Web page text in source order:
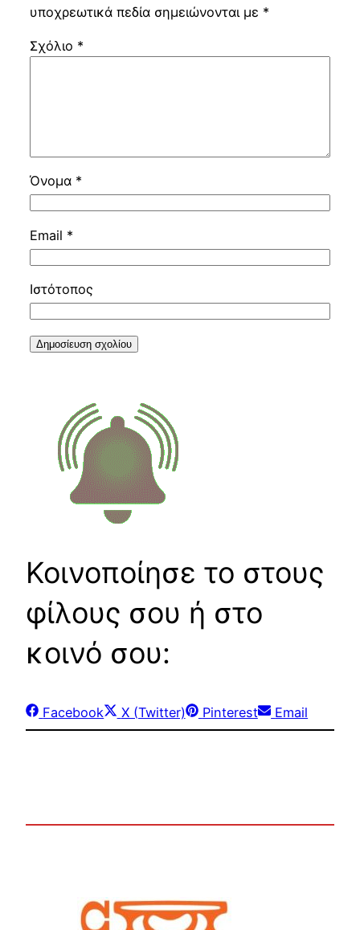
υποχρεωτικά πεδία σημειώνονται με *
Σχόλιο *
Όνομα *
Email *
Ιστότοπος
Κοινοποίησε το στους
φίλους σου ή στο
κοινό σου:
Share
on
Facebook
Share
on
X (Twitter)
Share
on
Pinterest
Share
on
Email